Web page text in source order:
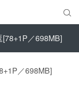

／698MB]
／698MB]